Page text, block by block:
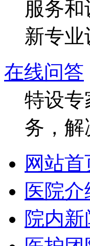
服务
新专业
在线问答
特设专
务，
网站首
医院介
院内新